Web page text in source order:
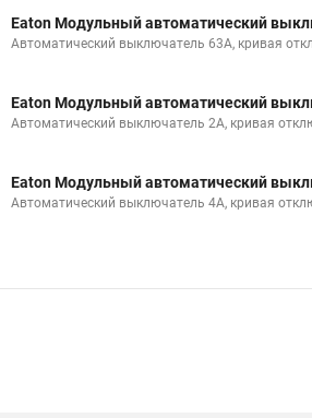
Eaton Модульный автоматический
Автоматический выключатель 63А, кривая
Eaton Модульный автоматический
Автоматический выключатель 2А, кривая
Eaton Модульный автоматический
Автоматический выключатель 4А, кривая